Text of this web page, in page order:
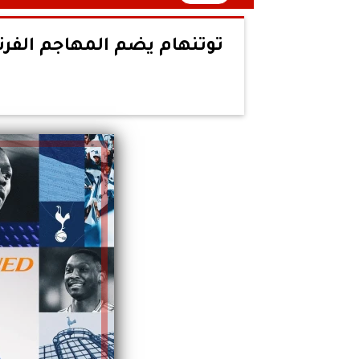
توتنهام يضم المهاجم